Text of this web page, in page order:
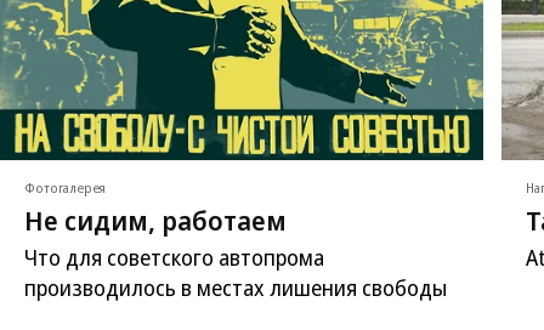
Фотогалерея
Не сидим, работаем
Что для советского автопрома
производилось в местах лишения свободы